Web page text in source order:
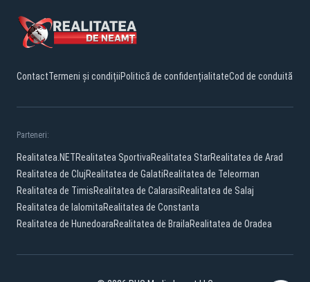
ContactTermeni și condițiiPolitică de confidențialitateCod de conduită
Parteneri:
Realitatea.NETRealitatea SportivaRealitatea StarRealitatea de Arad
Realitatea de ClujRealitatea de GalatiRealitatea de Teleorman
Realitatea de TimisRealitatea de CalarasiRealitatea de Salaj
Realitatea de IalomitaRealitatea de Constanta
Realitatea de HunedoaraRealitatea de BrailaRealitatea de Oradea